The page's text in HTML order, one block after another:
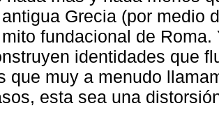
Grecia (por medio
fundacional de
identidades que
que muy a menudo
esta sea una